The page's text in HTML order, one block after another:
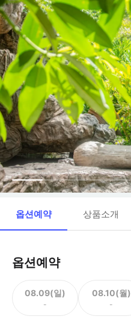
옵션예약 상품소개
옵션예약
08.09(일)
-
08.10(월)
-